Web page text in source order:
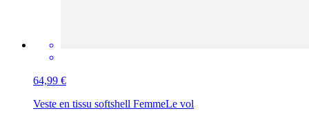
64,99 €
Veste en tissu softshell FemmeLe vol